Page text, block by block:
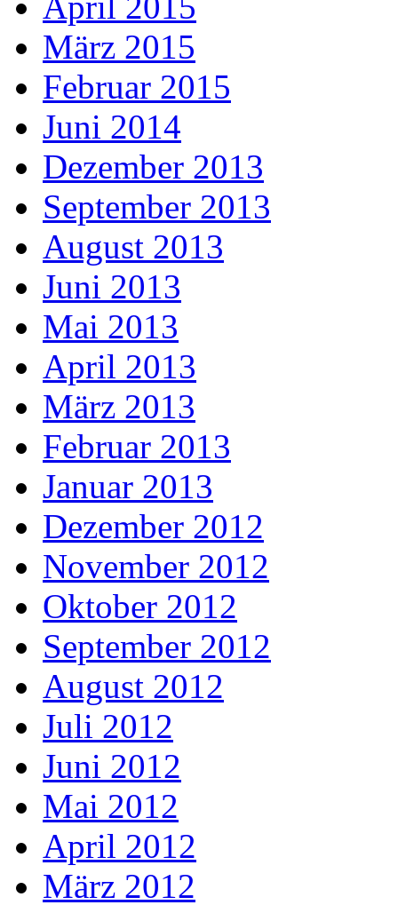
März 2015
Februar 2015
Juni 2014
Dezember 2013
September 2013
August 2013
Juni 2013
Mai 2013
April 2013
März 2013
Februar 2013
Januar 2013
Dezember 2012
November 2012
Oktober 2012
September 2012
August 2012
Juli 2012
Juni 2012
Mai 2012
April 2012
März 2012